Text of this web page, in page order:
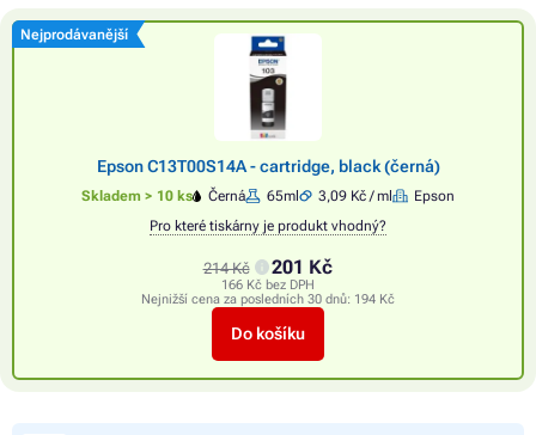
Nejprodávanější
Epson C13T00S14A - cartridge, black (černá)
Skladem > 10 ks Černá 65ml 3,09 Kč / ml
Epson
Pro které tiskárny je produkt vhodný?
214 Kč 201 Kč
166 Kč bez DPH
Nejnižší cena za posledních 30 dnů: 194 Kč
Do košíku